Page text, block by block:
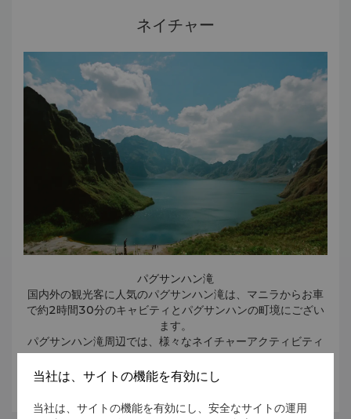
ネイチャー
パグサンハン滝
国内外の観光客に人気のパグサンハン滝は、マニラからお車
で約2時間30分のキャビティとパグサンハンの町境にござい
ます。
パグサンハン滝周辺では、様々なネイチャーアクティビティ
をお楽しみいただけるほか、水量が増える雨季には約20の滝
をご覧いただけます。
さらに詳しく
当社は、サイトの機能を有効にし
当社は、サイトの機能を有効にし、安全なサイトの運用